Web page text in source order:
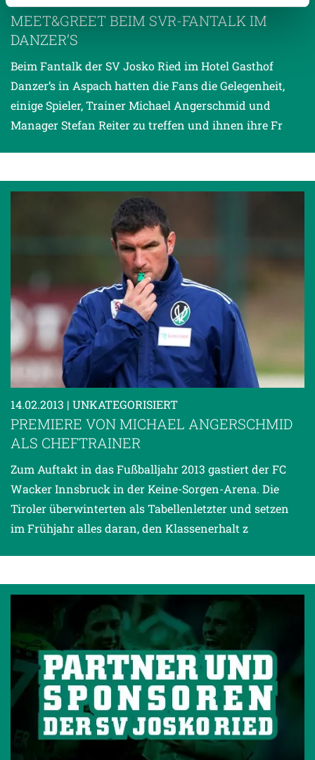
Weitere Details, insbesondere zu Speicherdauer und
Empfänger entnehmen Sie unserer
Datenschutzerklärung .
MEET&GREET BEIM SVR-FANTALK IM
DANZER’S
Beim Fantalk der SV Josko Ried im Hotel Gasthof
Danzer’s in Aspach hatten die Fans die Gelegenheit,
einige Spieler, Trainer Michael Angerschmid und
Manager Stefan Reiter zu treffen und ihnen ihre Fr
14.02.2013 | UNKATEGORISIERT
PREMIERE VON MICHAEL ANGERSCHMID
ALS CHEFTRAINER
Zum Auftakt in das Fußballjahr 2013 gastiert der FC
Wacker Innsbruck in der Keine-Sorgen-Arena. Die
Tiroler überwinterten als Tabellenletzter und setzen
im Frühjahr alles daran, den Klassenerhalt z